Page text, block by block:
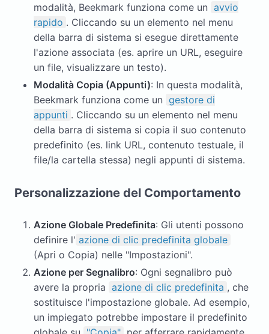
modalità, Beekmark funziona come un avvio
rapido . Cliccando su un elemento nel menu
della barra di sistema si esegue direttamente
l'azione associata (es. aprire un URL, eseguire
un file, visualizzare un testo).
Modalità Copia (Appunti): In questa modalità,
Beekmark funziona come un gestore di
appunti . Cliccando su un elemento nel menu
della barra di sistema si copia il suo contenuto
predefinito (es. link URL, contenuto testuale, il
file/la cartella stessa) negli appunti di sistema.
Personalizzazione del Comportamento
Azione Globale Predefinita: Gli utenti possono
definire l' azione di clic predefinita globale
(Apri o Copia) nelle "Impostazioni".
Azione per Segnalibro: Ogni segnalibro può
avere la propria azione di clic predefinita , che
sostituisce l'impostazione globale. Ad esempio,
un impiegato potrebbe impostare il predefinito